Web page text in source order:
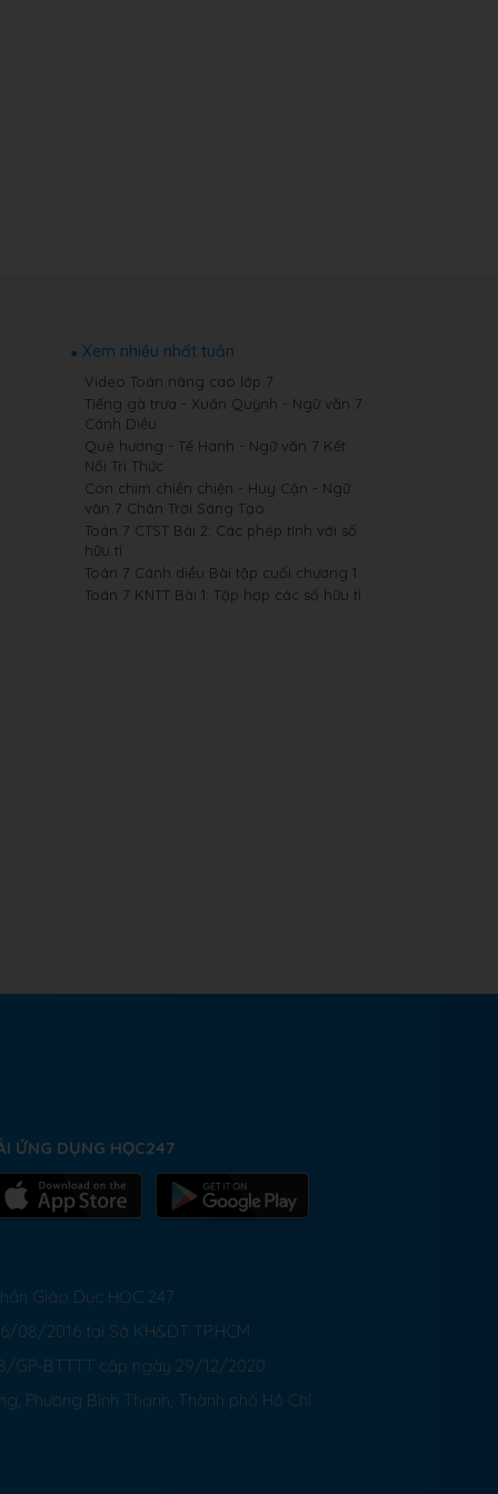
Xem nhiều nhất tuần
Video Toán nâng cao lớp 7
Tiếng gà trưa - Xuân Quỳnh - Ngữ văn 7
Cánh Diều
Quê hương - Tế Hanh - Ngữ văn 7 Kết
Nối Tri Thức
Con chim chiền chiện - Huy Cận - Ngữ
văn 7 Chân Trời Sáng Tạo
Toán 7 CTST Bài 2: Các phép tính với số
hữu tỉ
Toán 7 Cánh diều Bài tập cuối chương 1
Toán 7 KNTT Bài 1: Tập hợp các số hữu tỉ
ỨNG DỤNG HỌC247
Giáo Dục HỌC 247
08/2016 tại Sở KH&ĐT TP.HCM
GP-BTTTT cấp ngày 29/12/2020
Phường Bình Thạnh, Thành phố Hồ Chí